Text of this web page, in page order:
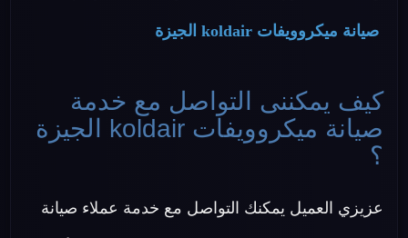
صيانة ميكروويفات koldair الجيزة
كيف يمكننى التواصل مع خدمة
صيانة ميكروويفات koldair الجيزة
؟
عزيزي العميل يمكنك التواصل مع خدمة عملاء صيانة